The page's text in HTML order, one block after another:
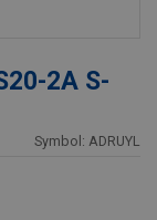
2A S-
Symbol: ADRUYL